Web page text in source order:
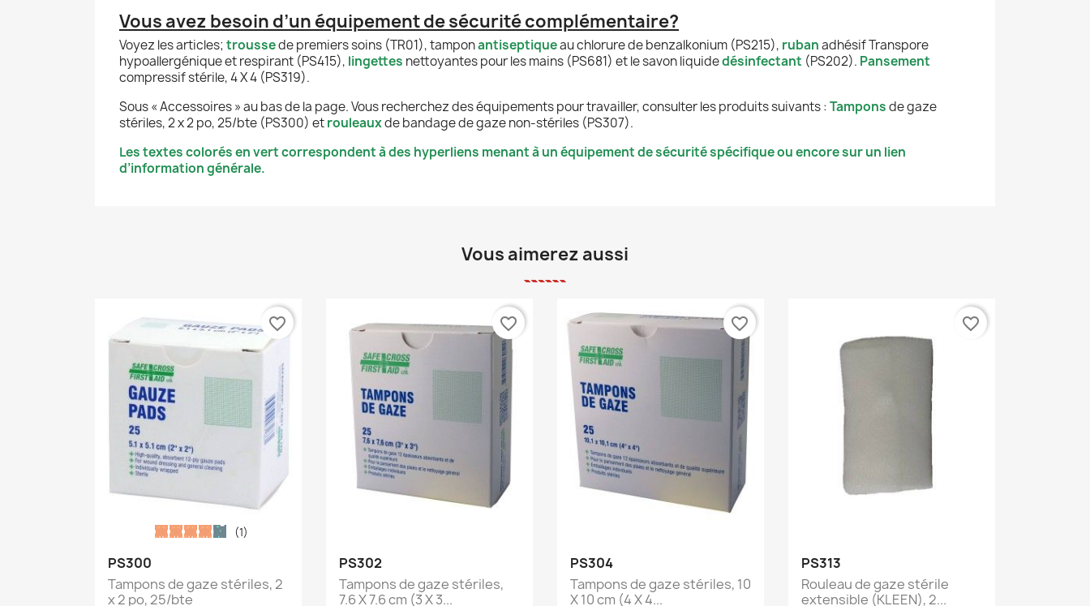
Vous avez besoin d’un équipement de sécurité complémentaire?
Voyez les articles; troussede premiers soins (TR01), tamponantiseptiqueau chlorure de benzalkonium (PS215), rubanadhésif Transpore
hypoallergénique et respirant (PS415), lingettes nettoyantes pour les mains (PS681) et le savon liquidedésinfectant (PS202). Pansement
compressif stérile, 4 X 4 (PS319).
Sous « Accessoires » au bas de la page. Vous recherchez des équipements pour travailler, consulter les produits suivants : Tamponsde gaze
stériles, 2 x 2 po, 25/bte (PS300) etrouleauxde bandage de gaze non-stériles (PS307).
Les textes colorés en vert correspondent à des hyperliens menant à un équipement de sécurité spécifique ou encore sur un lien
d’information générale.
Vous aimerez aussi

PS300
Tampons de gaze stériles, 2
x 2 po, 25/bte
(1)
favorite_border

PS302
Tampons de gaze stériles,
7.6 X 7.6 cm (3 X 3...
favorite_border

PS304
Tampons de gaze stériles, 10
X 10 cm (4 X 4...
favorite_border

PS313
Rouleau de gaze stérile
extensible (KLEEN), 2...
favorite_border